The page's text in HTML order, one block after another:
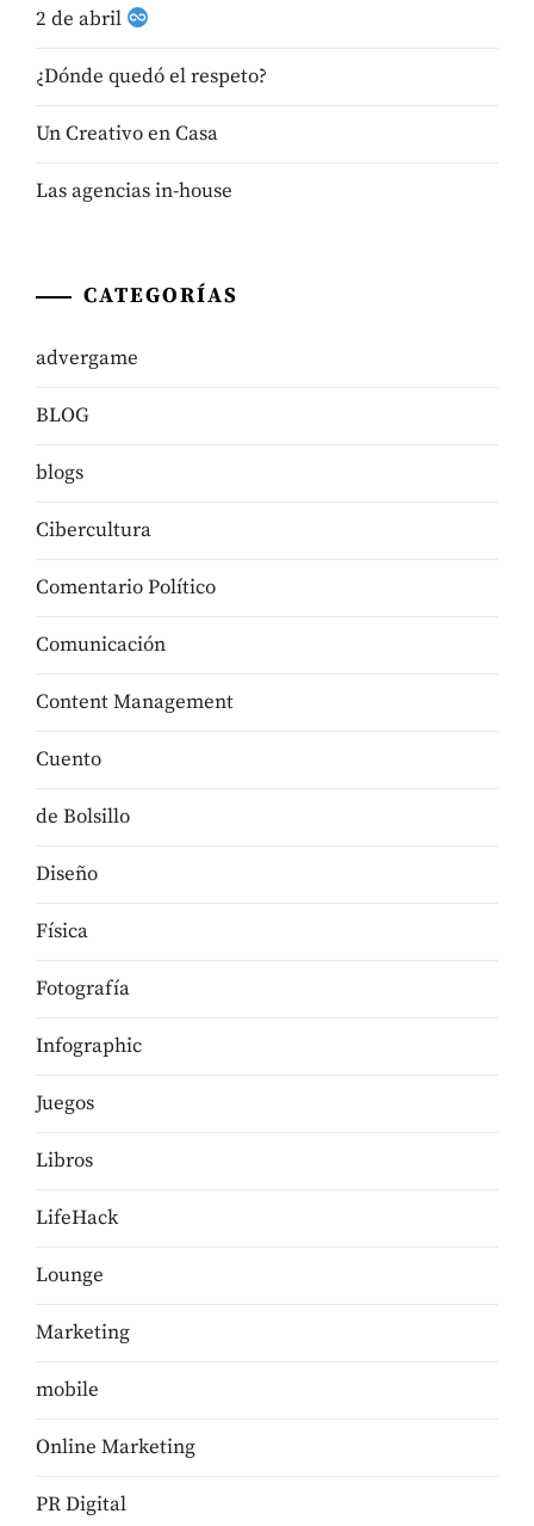
2 de abril
¿Dónde quedó el respeto?
Un Creativo en Casa
Las agencias in-house
CATEGORÍAS
advergame
BLOG
blogs
Cibercultura
Comentario Político
Comunicación
Content Management
Cuento
de Bolsillo
Diseño
Física
Fotografía
Infographic
Juegos
Libros
LifeHack
Lounge
Marketing
mobile
Online Marketing
PR Digital